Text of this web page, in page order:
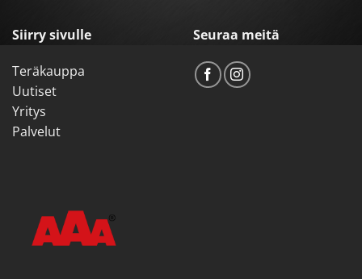
Siirry sivulle
Teräkauppa
Uutiset
Yritys
Palvelut
Seuraa meitä